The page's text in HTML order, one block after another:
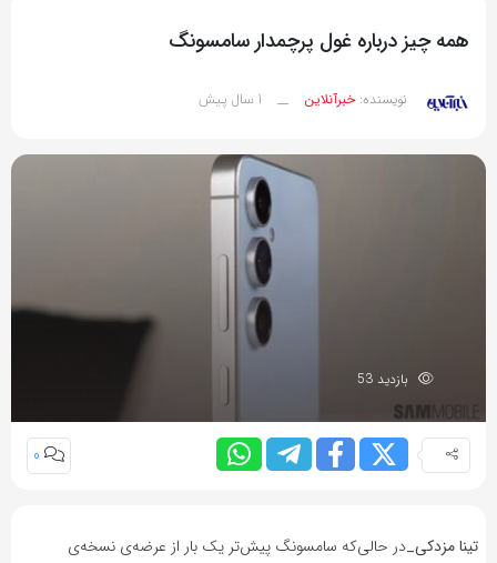
همه چیز درباره غول پرچمدار سامسونگ
نویسنده:خبرآنلاین __ 1 سال پیش
بازدید 53
0
تینا مزدکی_در حالی‌که سامسونگ پیش‌تر یک‌ بار از عرضه‌ی نسخه‌ی